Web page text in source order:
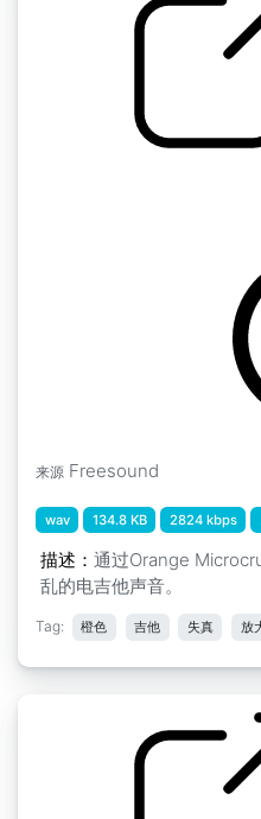
来源 Freesound
wav 134.8 KB 2824 kbps
描述： 通过Orange
乱的电吉他声音。
Tag: 橙色 吉他 失真 放